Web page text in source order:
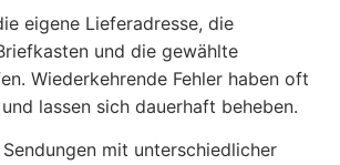
eigene Lieferadresse, die
und die gewählte
Wiederkehrende Fehler haben oft
lassen sich dauerhaft beheben.
mit unterschiedlicher